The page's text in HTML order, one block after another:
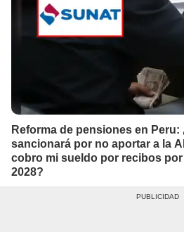
Reforma de pensiones en Peru:
sancionará por no aportar a la
cobro mi sueldo por recibos
2028?